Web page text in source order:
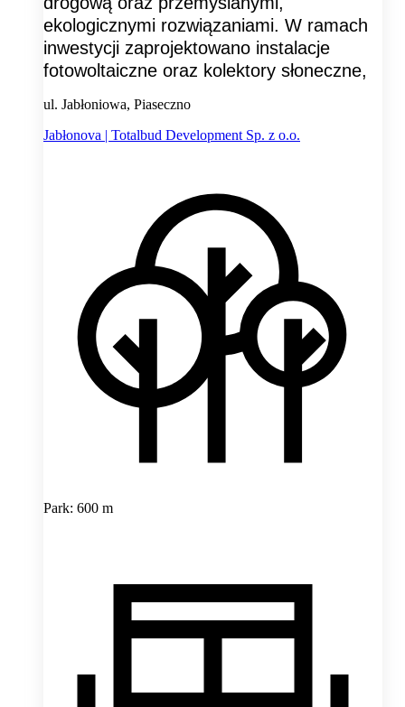
ekologicznymi rozwiązaniami. W ramach
inwestycji zaprojektowano instalacje
fotowoltaiczne oraz kolektory słoneczne,
ul. Jabłoniowa, Piaseczno
Jabłonova | Totalbud Development Sp. z o.o.
Park: 600 m